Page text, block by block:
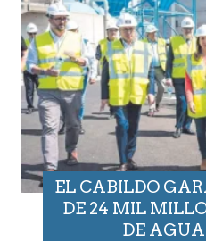
EL CABILDO
DE 24 MIL
DE